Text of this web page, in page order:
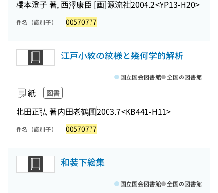
橋本澄子 著, 西澤康臣 [画]源流社2004.2<YP13-H20>
件名（識別子） 00570777
江戸小紋の紋様と幾何学的解析
紙 図書
北田正弘 著内田老鶴圃2003.7<KB441-H11>
国立国会図書館 全国の図書館
件名（識別子） 00570777
和装下絵集
国立国会図書館 全国の図書館